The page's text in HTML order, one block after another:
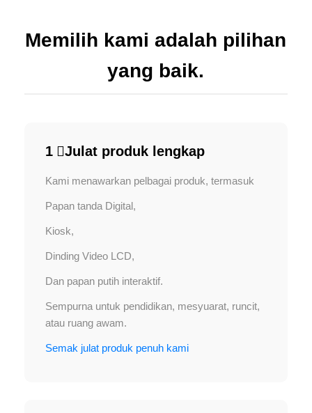
Memilih kami adalah pilihan
yang baik.
1 ️⃣Julat produk lengkap
Kami menawarkan pelbagai produk, termasuk
Papan tanda Digital,
Kiosk,
Dinding Video LCD,
Dan papan putih interaktif.
Sempurna untuk pendidikan, mesyuarat, runcit,
atau ruang awam.
Semak julat produk penuh kami